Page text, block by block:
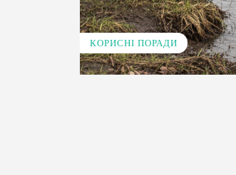
КОРИСНІ ПОРАДИ